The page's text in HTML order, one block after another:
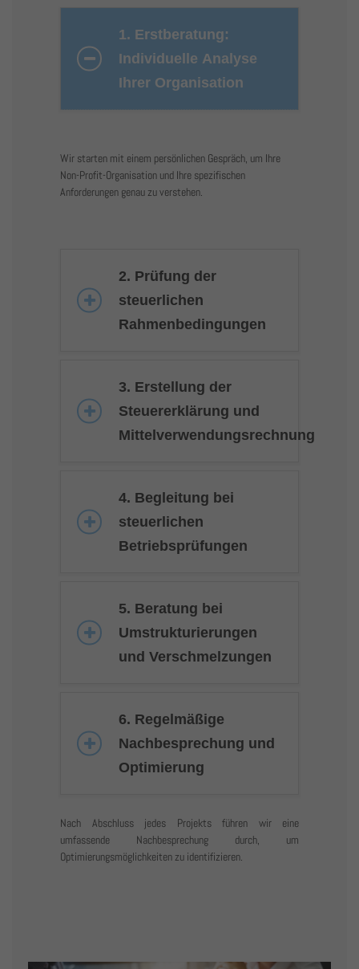
1. Erstberatung:
Individuelle Analyse
Ihrer Organisation
Wir starten mit einem persönlichen Gespräch, um Ihre
Non-Profit-Organisation und Ihre spezifischen
Anforderungen genau zu verstehen.
2. Prüfung der
steuerlichen
Rahmenbedingungen
3. Erstellung der
Steuererklärung und
Mittelverwendungsrechnung
4. Begleitung bei
steuerlichen
Betriebsprüfungen
5. Beratung bei
Umstrukturierungen
und Verschmelzungen
6. Regelmäßige
Nachbesprechung und
Optimierung
Nach Abschluss jedes Projekts führen wir eine
umfassende Nachbesprechung durch, um
Optimierungsmöglichkeiten zu identifizieren.